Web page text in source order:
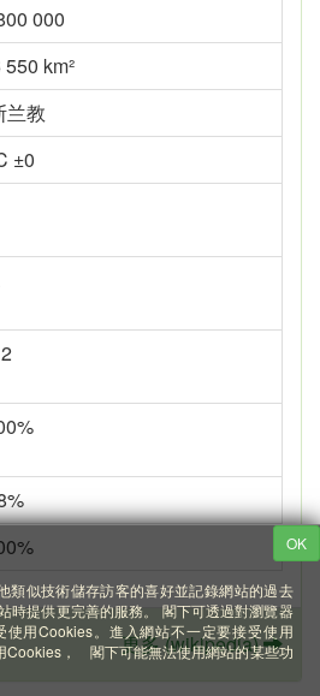
000
km²
兰教
±0
更多 (wikipedia)
OK
類似技術儲存訪客的喜好並記錄網站的過去
時提供更完善的服務。 閣下可透過對瀏覽器
用Cookies。進入網站不一定要接受使用
Cookies， 閣下可能無法使用網站的某些功